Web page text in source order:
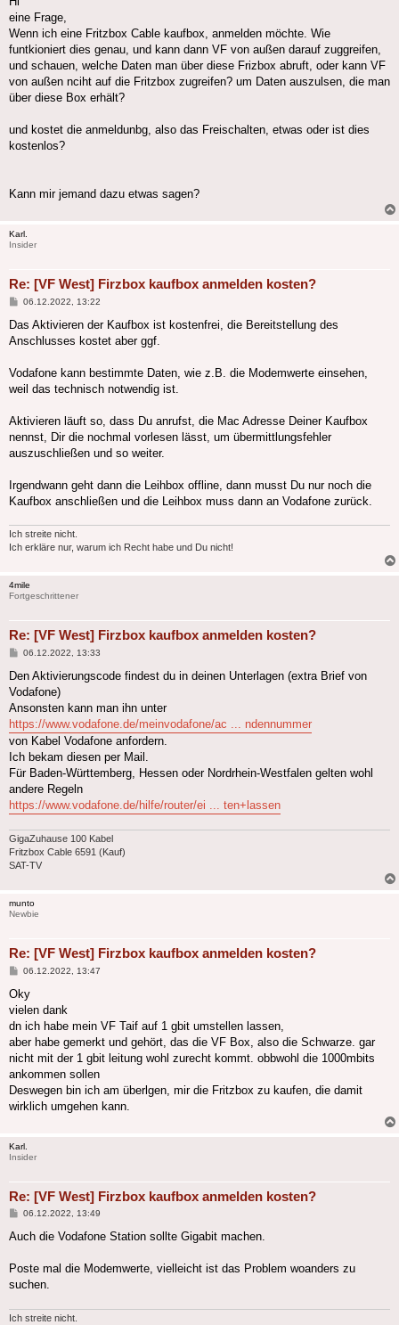
eine Frage,
Wenn ich eine Fritzbox Cable kaufbox, anmelden möchte. Wie
funtkioniert dies genau, und kann dann VF von außen darauf zuggreifen,
und schauen, welche Daten man über diese Frizbox abruft, oder kann VF
von außen nciht auf die Fritzbox zugreifen? um Daten auszulsen, die man
über diese Box erhält?
und kostet die anmeldunbg, also das Freischalten, etwas oder ist dies
kostenlos?
Kann mir jemand dazu etwas sagen?
Karl.
Insider
Re: [VF West] Firzbox kaufbox anmelden kosten?
Beitrag
06.12.2022, 13:22
Das Aktivieren der Kaufbox ist kostenfrei, die Bereitstellung des
Anschlusses kostet aber ggf.
Vodafone kann bestimmte Daten, wie z.B. die Modemwerte einsehen,
weil das technisch notwendig ist.
Aktivieren läuft so, dass Du anrufst, die Mac Adresse Deiner Kaufbox
nennst, Dir die nochmal vorlesen lässt, um übermittlungsfehler
auszuschließen und so weiter.
Irgendwann geht dann die Leihbox offline, dann musst Du nur noch die
Kaufbox anschließen und die Leihbox muss dann an Vodafone zurück.
Ich streite nicht.
Ich erkläre nur, warum ich Recht habe und Du nicht!
4mile
Fortgeschrittener
Re: [VF West] Firzbox kaufbox anmelden kosten?
Beitrag
06.12.2022, 13:33
Den Aktivierungscode findest du in deinen Unterlagen (extra Brief von
Vodafone)
Ansonsten kann man ihn unter
https://www.vodafone.de/meinvodafone/ac ... ndennummer
von Kabel Vodafone anfordern.
Ich bekam diesen per Mail.
Für Baden-Württemberg, Hessen oder Nordrhein-Westfalen gelten wohl
andere Regeln
https://www.vodafone.de/hilfe/router/ei ... ten+lassen
GigaZuhause 100 Kabel
Fritzbox Cable 6591 (Kauf)
SAT-TV
munto
Newbie
Re: [VF West] Firzbox kaufbox anmelden kosten?
Beitrag
06.12.2022, 13:47
Oky
vielen dank
dn ich habe mein VF Taif auf 1 gbit umstellen lassen,
aber habe gemerkt und gehört, das die VF Box, also die Schwarze. gar
nicht mit der 1 gbit leitung wohl zurecht kommt. obbwohl die 1000mbits
ankommen sollen
Deswegen bin ich am überlgen, mir die Fritzbox zu kaufen, die damit
wirklich umgehen kann.
Karl.
Insider
Re: [VF West] Firzbox kaufbox anmelden kosten?
Beitrag
06.12.2022, 13:49
Auch die Vodafone Station sollte Gigabit machen.
Poste mal die Modemwerte, vielleicht ist das Problem woanders zu
suchen.
Ich streite nicht.